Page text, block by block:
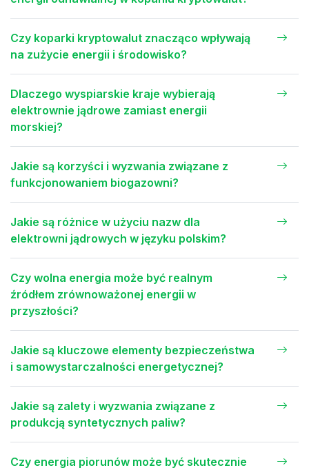
Czy koparki kryptowalut znacząco wpływają
na zużycie energii i środowisko?
Dlaczego wyspiarskie kraje wybierają
elektrownie jądrowe zamiast energii
morskiej?
Jakie są korzyści i wyzwania związane z
funkcjonowaniem biogazowni?
Jakie są różnice w użyciu nazw dla
elektrowni jądrowych w języku polskim?
Czy wolna energia może być realnym
źródłem zrównoważonej energii w
przyszłości?
Jakie są kluczowe elementy bezpieczeństwa
i samowystarczalności energetycznej?
Jakie są zalety i wyzwania związane z
produkcją syntetycznych paliw?
Czy energia piorunów może być skutecznie